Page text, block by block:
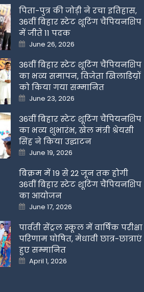
पिता-पुत्र की जोड़ी ने रचा इतिहास,
36वीं बिहार स्टेट शूटिंग चैंपियनशिप
में जीते 11 पदक
Posted
on
June 26, 2026
36वीं बिहार स्टेट शूटिंग चैंपियनशिप
का भव्य समापन, विजेता खिलाडिय़ों
को किया गया सम्मानित
Posted
on
June 23, 2026
36वीं बिहार स्टेट शूटिंग चैंपियनशिप
का भव्य शुभारंभ, खेल मंत्री श्रेयसी
सिंह ने किया उद्घाटन
Posted
on
June 19, 2026
बिक्रम में 19 से 22 जून तक होगी
36वीं बिहार स्टेट शूटिंग चैंपियनशिप
का आयोजन
Posted
on
June 17, 2026
पार्वती सेंट्रल स्कूल में वार्षिक परीक्षा
परिणाम घोषित, मेधावी छात्र-छात्राएं
हुए सम्मानित
Posted
on
April 1, 2026